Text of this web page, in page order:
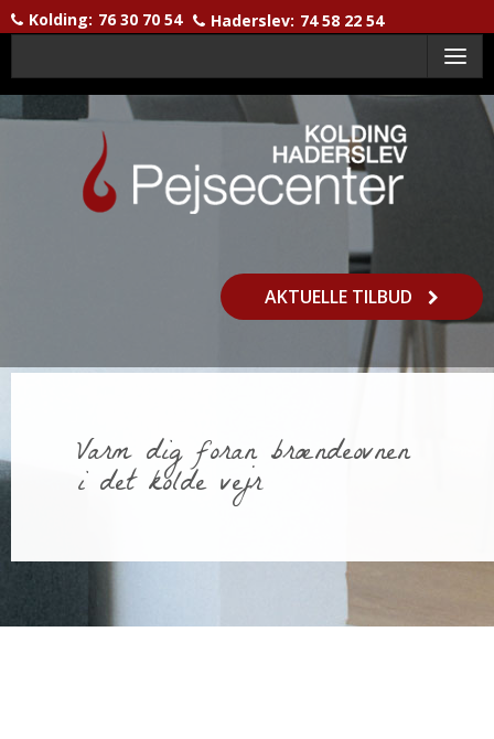
Kolding: 76 30 70 54 Haderslev: 74 58 22 54
Menu
AKTUELLE TILBUD
Varm dig foran brændeovnen
i det kolde vejr